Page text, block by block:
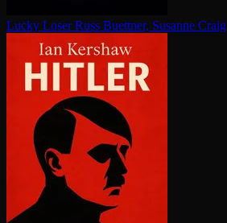
Lucky Loser Russ Buettner, Susanne Craig